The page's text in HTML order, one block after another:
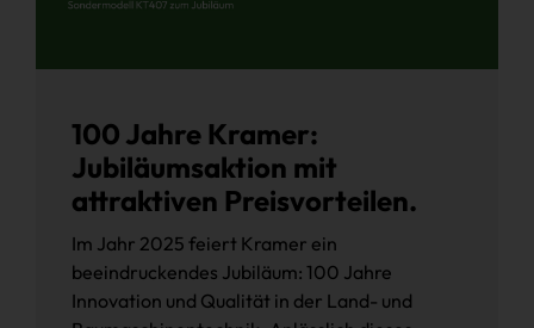
100 Jahre Kramer:
Jubiläumsaktion mit
attraktiven Preisvorteilen.
Im Jahr 2025 feiert Kramer ein
beeindruckendes Jubiläum: 100 Jahre
Innovation und Qualität in der Land- und